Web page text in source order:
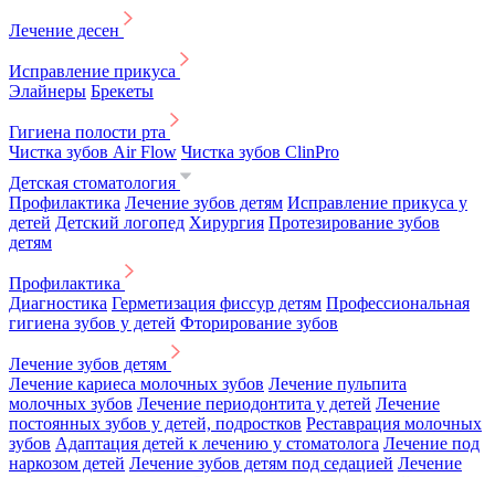
Лечение десен
Исправление прикуса
Элайнеры Брекеты
Гигиена полости рта
Чистка зубов Air Flow Чистка зубов ClinPro
Детская стоматология
Профилактика Лечение зубов детям Исправление прикуса у
детей Детский логопед Хирургия Протезирование зубов
детям
Профилактика
Диагностика Герметизация фиссур детям Профессиональная
гигиена зубов у детей Фторирование зубов
Лечение зубов детям
Лечение кариеса молочных зубов Лечение пульпита
молочных зубов Лечение периодонтита у детей Лечение
постоянных зубов у детей, подростков Реставрация молочных
зубов Адаптация детей к лечению у стоматолога Лечение под
наркозом детей Лечение зубов детям под седацией Лечение